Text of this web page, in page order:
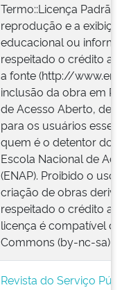
Termo::Licença Padrão
reprodução e a
educacional ou
respeitado o crédito
a fonte (http://
inclusão da obra em
de Acesso Aberto,
para os usuários esses
quem é o detentor dos
Escola Nacional de
(ENAP). Proibido o
criação de obras
respeitado o crédito
licença é compatível
Commons (by-nc-sa).
Revista do Serviço